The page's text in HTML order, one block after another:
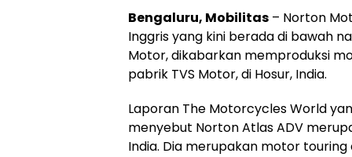
Bengaluru, Mobilitas – Norton
Inggris yang kini berada di bawah
Motor, dikabarkan memproduksi
pabrik TVS Motor, di Hosur, India.
Laporan The Motorcycles World
menyebut Norton Atlas ADV
India. Dia merupakan motor